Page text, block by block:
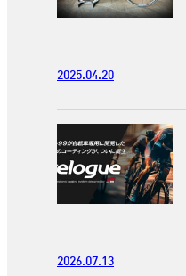
2025.04.20
2026.07.13